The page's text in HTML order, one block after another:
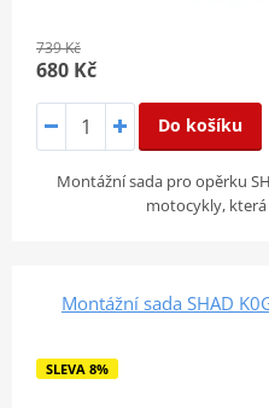
739 Kč
680 Kč
Do košíku
Montážní sada pro opěrku
motocykly,
Montážní sada SHAD
SLEVA 8%